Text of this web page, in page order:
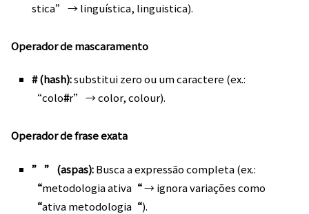
stica” → linguística, linguistica).
Operador de mascaramento
# (hash):substitui zero ou um caractere (ex.:
“colo#r” → color, colour).
Operador de frase exata
” ” (aspas):Busca a expressão completa (ex.:
“metodologia ativa “→ ignora variações como
“ativa metodologia “).